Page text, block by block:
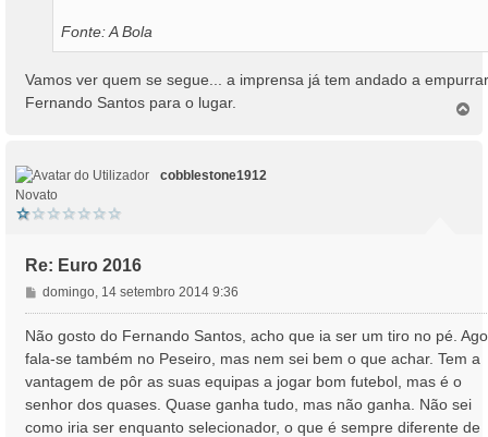
Fonte: A Bola
Vamos ver quem se segue... a imprensa já tem andado a
Fernando Santos para o lugar.
cobblestone1912
Novato
Re: Euro 2016
M
e
n
s
a
g
e
m
domingo, 14 setembro 2014 9:36
Não gosto do Fernando Santos, acho que ia ser um tiro no pé.
fala-se também no Peseiro, mas nem sei bem o que achar. Tem a
vantagem de pôr as suas equipas a jogar bom futebol, mas é o
senhor dos quases. Quase ganha tudo, mas não ganha. Não sei
como iria ser enquanto selecionador, o que é sempre diferente de